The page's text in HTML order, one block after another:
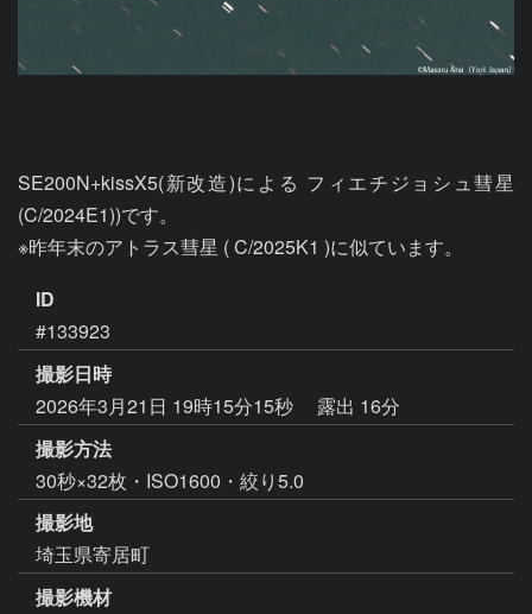
SE200N+kissX5(新改造)による フィエチジョシュ彗星
(C/2024E1))です。
※昨年末のアトラス彗星 ( C/2025K1 )に似ています。
ID
#133923
撮影日時
2026年3月21日 19時15分15秒
露出 16分
撮影方法
30秒×32枚・ISO1600・絞り5.0
撮影地
埼玉県寄居町
撮影機材